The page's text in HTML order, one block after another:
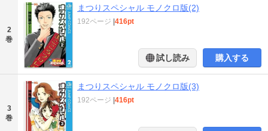
2
巻
まつりスペシャル モノクロ版(2)
192ページ 416pt
試し読み 購入する
3
巻
まつりスペシャル モノクロ版(3)
192ページ 416pt